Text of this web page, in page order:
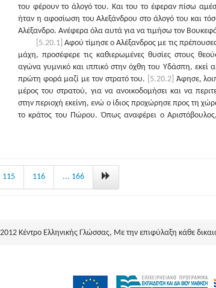
του φέρουν το άλογό του. Και του το έφεραν πίσω
ήταν η αφοσίωση του Αλεξάνδρου στο άλογό του και
Αλέξανδρο. Ανέφερα όλα αυτά για να τιμήσω τον
[5.20.1] Αφού τίμησε ο Αλέξανδρος με τις
μάχη, προσέφερε τις καθιερωμένες θυσίες στους
αγώνα γυμνικό και ιππικό στην όχθη του Υδάσπη, εκεί
πρώτη φορά μαζί με τον στρατό του.
[5.20.2] Άφησε,
μέρος του στρατού, για να ανοικοδομήσει και να
στην περιοχή εκείνη, ενώ ο ίδιος προχώρησε προς τη
το κράτος του Πώρου. Όπως αναφέρει ο
από κάθε τάγμα και όλους τους
Ινδοί προσχωρούσαν στον Αλέξανδρο ύστερα από
εφτά περίπου πόλεις· μερικές είχαν πάρα πολύ
Πώρο. Συμφιλίωσε επίσης τον Πώρο με τον Ταξίλη και
115 116 ... 166
Κέντρο Ελληνικής Γλώσσας, Με την επιφύλαξη κάθε